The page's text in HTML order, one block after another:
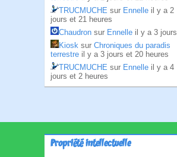
TRUCMUCHE sur Ennelle il y a 2
jours et 21 heures
Chaudron sur Ennelle il y a 3 jours
Kiosk sur Chroniques du paradis
terrestre il y a 3 jours et 20 heures
TRUCMUCHE sur Ennelle il y a 4
jours et 2 heures
Propriété intellectuelle